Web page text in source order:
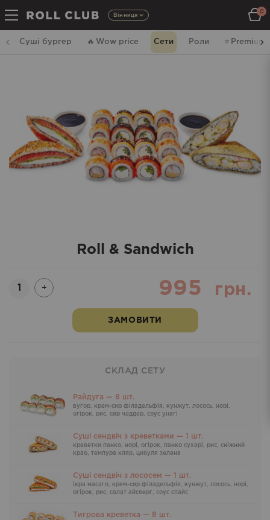
Вінниця
0
Суші бургер 🔥 Wow price Сети Роли ⭐️ Premium
Roll & Sandwich
Кількість
+ 995 грн.
ЗАМОВИТИ
СКЛАД СЕТУ
Райдуга — 8 шт.
вугор, крем-сир філадельфія, кунжут, лосось, норі,
огірок, рис, сир чеддер, соус унагі
Суші сендвіч з креветками — 1 шт.
креветки панко, норі, огірок, панко сухарі, рис, сніжний
краб, темпура кляр, цибуля зелена
Суші сендвіч з лососем — 1 шт.
ікра масаго, крем-сир філадельфія, кунжут, лосось, норі,
огірок, рис, салат айсберг, соус спайс
Тигрова креветка — 8 шт.